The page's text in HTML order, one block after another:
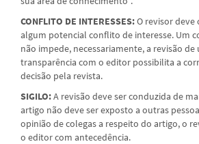
CONFLITO DE INTERESSES:O revisor deve
algum potencial conflito de interesse. Um
não impede, necessariamente, a revisão
transparência com o editor possibilita a
decisão pela revista.
SIGILO:A revisão deve ser conduzida de
artigo não deve ser exposto a outras
opinião de colegas a respeito do artigo, o
o editor com antecedência.